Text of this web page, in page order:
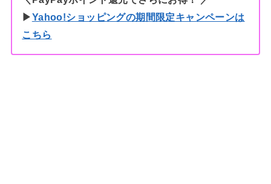
▶︎Yahoo!ショッピングの期間限定キャンペーンは
こちら